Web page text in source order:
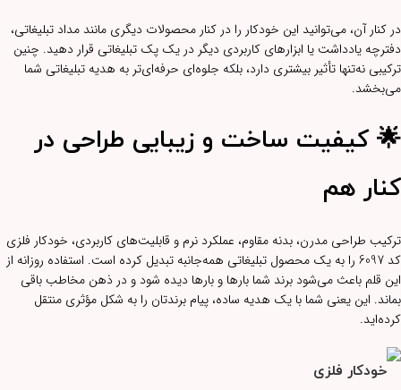
در کنار آن، می‌توانید این خودکار را در کنار محصولات دیگری مانند مداد تبلیغاتی،
دفترچه یادداشت یا ابزارهای کاربردی دیگر در یک پک تبلیغاتی قرار دهید. چنین
ترکیبی نه‌تنها تأثیر بیشتری دارد، بلکه جلوه‌ای حرفه‌ای‌تر به هدیه تبلیغاتی شما
می‌بخشد.
🌟 کیفیت ساخت و زیبایی طراحی در
کنار هم
ترکیب طراحی مدرن، بدنه مقاوم، عملکرد نرم و قابلیت‌های کاربردی، خودکار فلزی
کد 6097 را به یک محصول تبلیغاتی همه‌جانبه تبدیل کرده است. استفاده روزانه از
این قلم باعث می‌شود برند شما بارها و بارها دیده شود و در ذهن مخاطب باقی
بماند. این یعنی شما با یک هدیه ساده، پیام برندتان را به شکل مؤثری منتقل
کرده‌اید.